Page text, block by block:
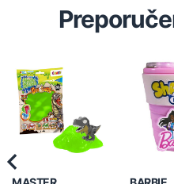
Previous